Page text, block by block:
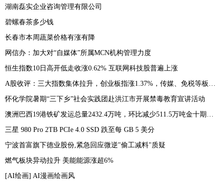
湖南磊实企业咨询管理有限公司
碧螺春茶多少钱
长春市本周蔬菜价格有涨有降
网信办：加大对“自媒体”所属MCN机构管理力度
恒生指数10日高开低走收涨0.62% 互联网科技股普遍上涨
A股收评：三大指数集体拉升，创业板指涨1.37%，传媒、免税等板块表现活跃
怀化学院暑期“三下乡”社会实践团赴洪江市开展禁毒教育宣讲活动
澳洲巴西19港铁矿发运总量2432.4万吨，环比减少511.5万吨金十期货07月10日讯，7月3日-7月9日Mysteel澳洲巴西19港铁矿发运总量2432.4万吨，环比减少511.5万吨
三星 980 Pro 2TB PCIe 4.0 SSD 跌至每 GB 5 美分
宁波首富旗下德业股份,紧急回应微逆"偷工减料"质疑
燃气板块异动拉升 美能能源涨超6%
[AI绘画] AI漫画绘画风